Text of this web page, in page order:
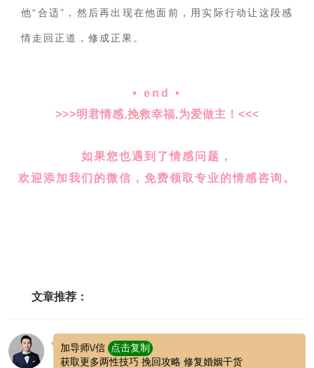
他“合适”，然后再出现在他面前，用实际行动让这段感
情走回正道，修成正果。
• end •
>>>明君情感,挽救幸福,为爱做主！<<<
如果您也遇到了情感问题，
欢迎添加我们的微信，免费领取专业的情感咨询。
文章推荐：
加导师\/信
点击复制
获取更多两性技巧 挽回攻略 修复婚姻干货